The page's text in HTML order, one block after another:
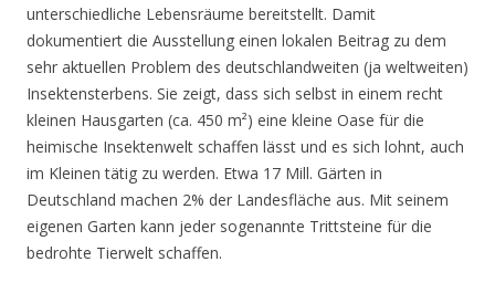
unterschiedliche Lebensräume bereitstellt. Damit
dokumentiert die Ausstellung einen lokalen Beitrag zu dem
sehr aktuellen Problem des deutschlandweiten (ja weltweiten)
Insektensterbens. Sie zeigt, dass sich selbst in einem recht
kleinen Hausgarten (ca. 450 m²) eine kleine Oase für die
heimische Insektenwelt schaffen lässt und es sich lohnt, auch
im Kleinen tätig zu werden. Etwa 17 Mill. Gärten in
Deutschland machen 2% der Landesfläche aus. Mit seinem
eigenen Garten kann jeder sogenannte Trittsteine für die
bedrohte Tierwelt schaffen.